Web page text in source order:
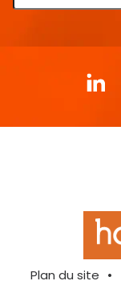
Plan du site